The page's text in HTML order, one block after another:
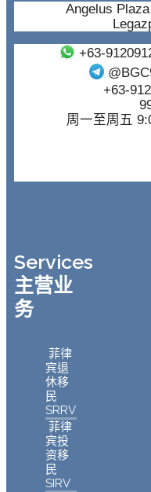
Angelus
+63-
+63-
周一至周五
Services
主营业
务
菲律
宾退
休移
民
SRRV
菲律
宾投
资移
民
SIRV